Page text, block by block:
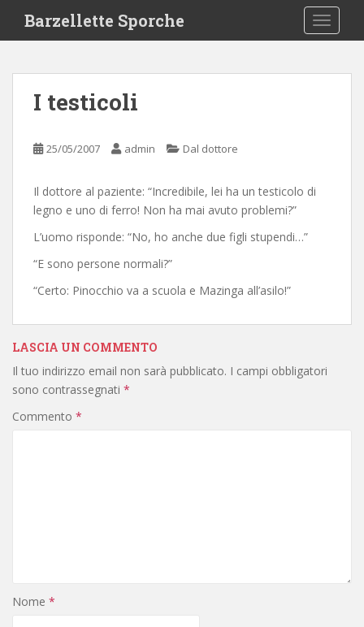
i
Barzellette Sporche
I testicoli
25/05/2007 admin Dal dottore
Il dottore al paziente: “Incredibile, lei ha un testicolo di
legno e uno di ferro! Non ha mai avuto problemi?”
L’uomo risponde: “No, ho anche due figli stupendi…”
“E sono persone normali?”
“Certo: Pinocchio va a scuola e Mazinga all’asilo!”
LASCIA UN COMMENTO
Il tuo indirizzo email non sarà pubblicato. I campi obbligatori
sono contrassegnati *
Commento *
Nome *